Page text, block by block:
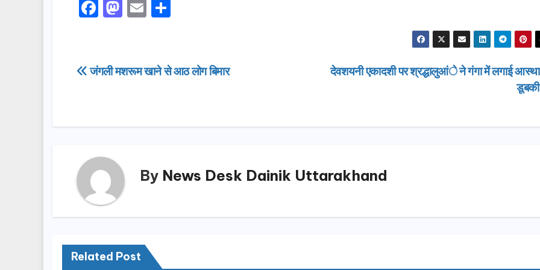
F
e
o
M
o
n
E
e
Post
देवशयनी एकादशी पर श्रद्धालुआंे ने गंगा में लगाई
डूबकी
जंगली मशरूम खाने से आठ लोग बिमार
By News Desk Dainik Uttarakhand
Related Post
योजनाओं की